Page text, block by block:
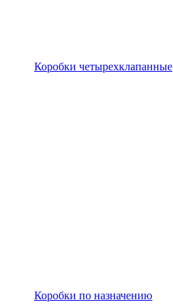
Коробки четырехклапанные
Коробки по назначению